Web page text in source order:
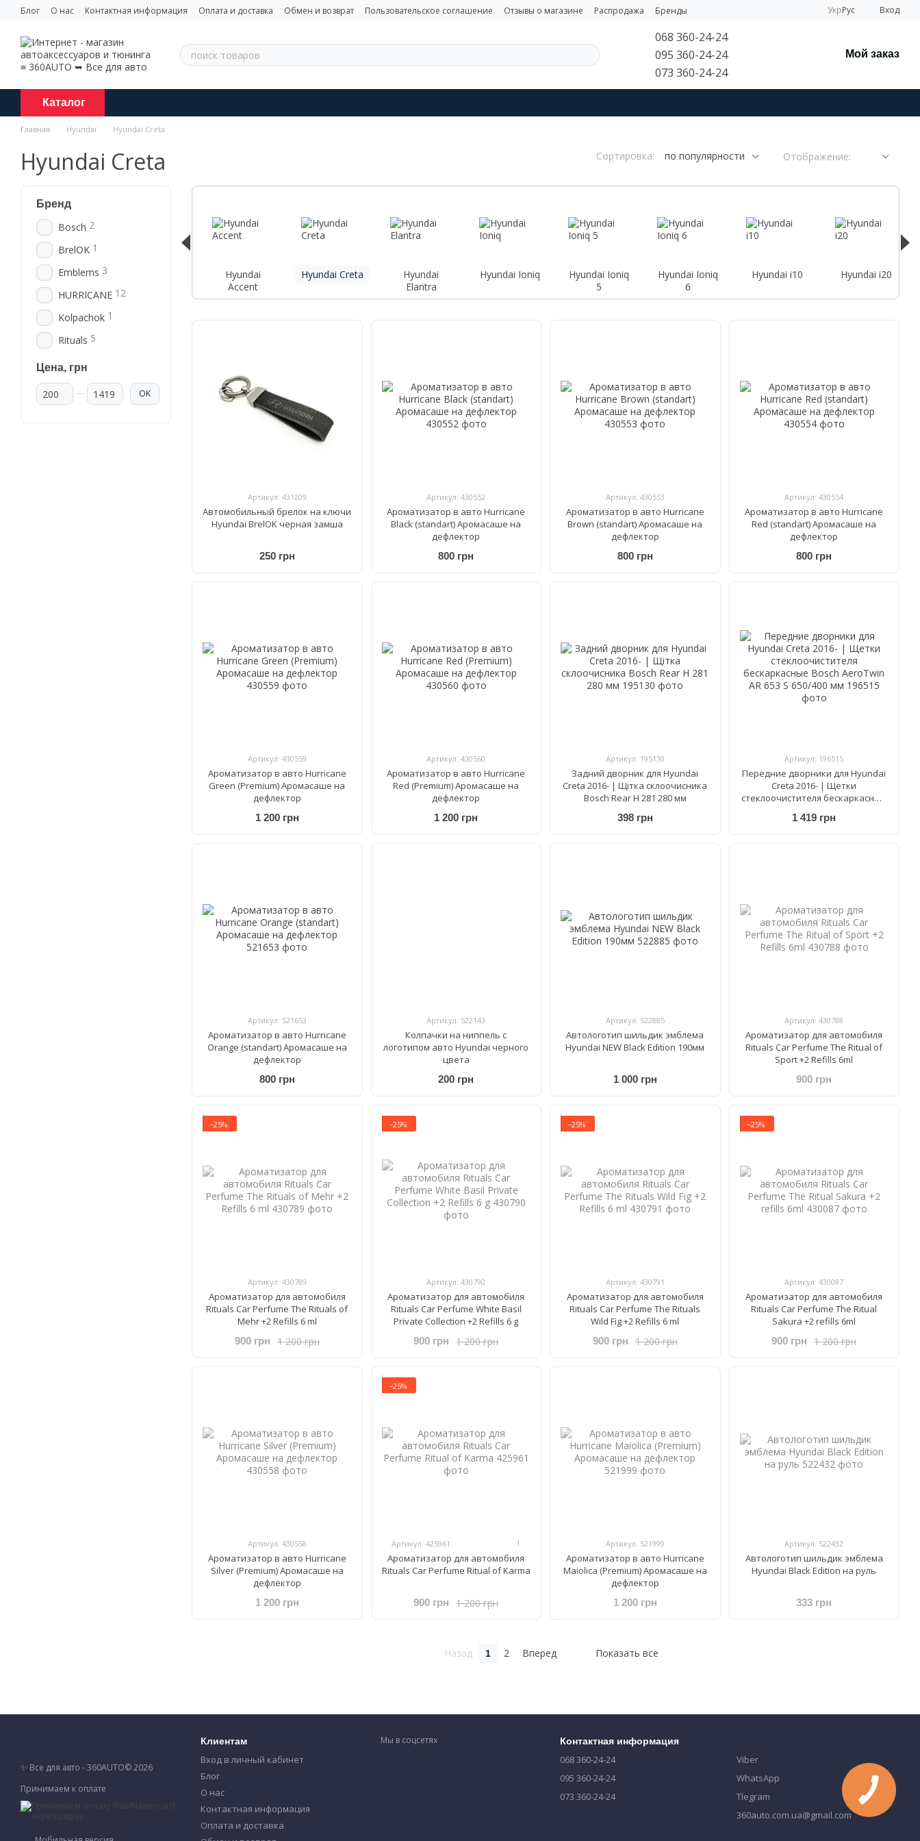
Перейти к основному контенту
Блог О нас Контактная информация Оплата и доставка Обмен и возврат Пользовательское соглашение Отзывы о магазине Распродажа Бренды УкрРус Вход
068 360-24-24
095 360-24-24
073 360-24-24
Мой заказ
Каталог
Главная Hyundai Hyundai Creta
Hyundai Creta Сортировка: по популярности Отображение:
Hyundai
Accent
Hyundai Creta
Hyundai
Elantra
Hyundai Ioniq
Hyundai Ioniq
5
Hyundai Ioniq
6
Hyundai i10 Hyundai i20
Артикул: 431209
Автомобильный брелок на ключи
Hyundai BrelOK черная замша
250 грн
Артикул: 430552
Ароматизатор в авто Hurricane
Black (standart) Аромасаше на
дефлектор
800 грн
Артикул: 430553
Ароматизатор в авто Hurricane
Brown (standart) Аромасаше на
дефлектор
800 грн
Артикул: 430554
Ароматизатор в авто Hurricane
Red (standart) Аромасаше на
дефлектор
800 грн
Артикул: 430559
Ароматизатор в авто Hurricane
Green (Premium) Аромасаше на
дефлектор
1 200 грн
Артикул: 430560
Ароматизатор в авто Hurricane
Red (Premium) Аромасаше на
дефлектор
1 200 грн
Артикул: 195130
Задний дворник для Hyundai
Creta 2016- | Щітка склоочисника
Bosch Rear H 281 280 мм
398 грн
Артикул: 196515
Передние дворники для Hyundai
Creta 2016- | Щетки
стеклоочистителя бескаркасные
мм
1 419 грн
Артикул: 521653
Ароматизатор в авто Hurricane
Orange (standart) Аромасаше на
дефлектор
800 грн
Артикул: 522143
Колпачки на ниппель с
логотипом авто Hyundai черного
цвета
200 грн
Артикул: 522885
Автологотип шильдик эмблема
Hyundai NEW Black Edition 190мм
1 000 грн
Артикул: 430788
Ароматизатор для автомобиля
Rituals Car Perfume The Ritual of
Sport +2 Refills 6ml
900 грн
−25%
Артикул: 430789
Ароматизатор для автомобиля
Rituals ​Car Perfume The Rituals of
Mehr +2 Refills 6 ml
1 200 грн
900 грн
−25%
Артикул: 430790
Ароматизатор для автомобиля
Rituals ​Car Perfume ​White Basil
Private Collection +2 Refills 6 g
1 200 грн
900 грн
−25%
Артикул: 430791
Ароматизатор для автомобиля
Rituals ​Car Perfume The Rituals
Wild Fig +2 Refills 6 ml
1 200 грн
900 грн
−25%
Артикул: 430087
Ароматизатор для автомобиля
Rituals ​Car Perfume The Ritual
Sakura +2 refills 6ml
1 200 грн
900 грн
Артикул: 430558
Ароматизатор в авто Hurricane
Silver (Premium) Аромасаше на
дефлектор
1 200 грн
−25%
Артикул: 425961 1
Ароматизатор для автомобиля
Rituals Car Perfume Ritual of Karma
1 200 грн
900 грн
Артикул: 521999
Ароматизатор в авто Hurricane
Maiolica (Premium) Аромасаше на
дефлектор
1 200 грн
Артикул: 522432
Автологотип шильдик эмблема
Hyundai Black Edition на руль
333 грн
Назад 1 2 Вперед Показать все
Бренд
Bosch 2
BrelOK 1
Emblems 3
HURRICANE 12
Kolpachok 1
Rituals 5
Цена, грн
От Цена, грн
До Цена, грн OK
✨ Все для авто - 360AUTO© 2026
Принимаем к оплате
Клиентам
Вход в личный кабинет
Блог
О нас
Контактная информация
Оплата и доставка
Мы в соцсетях Контактная информация
068 360-24-24
095 360-24-24
073 360-24-24
Viber
WhatsApp
Tlegram
360auto.com.ua@gmail.com